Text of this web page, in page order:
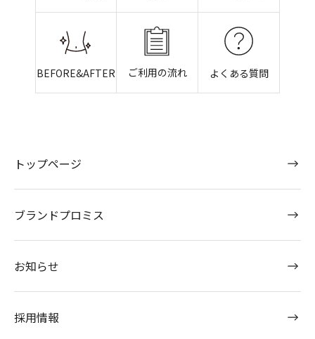
BEFORE&AFTER ご利用の流れ よくある質問
トップページ
ブランドプロミス
お知らせ
採用情報